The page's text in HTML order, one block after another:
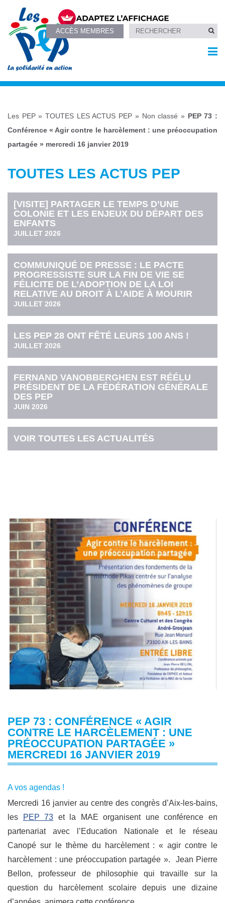
ACCÈS MEMBRES
Les PEP»TOUTES LES ACTUS PEP » Non classé » PEP 73 :
Conférence « Agir contre le harcèlement : une préoccupation
partagée » mercredi 16 janvier 2019
TOUTES LES ACTUS PEP
[VISITE] PARTAGER LE TEMPS D’UNE
COLONIE ET LES ENJEUX DU DÉPART DES
ENFANTS
JUILLET 2026
COMMUNIQUÉ DE PRESSE : LE PACTE
PROGRESSISTE SUR LA FIN DE VIE SE
FÉLICITE DE L’ADOPTION DE LA LOI
RELATIVE AU DROIT À L’AIDE À MOURIR
JUILLET 2026
LES PEP 28 ONT FÊTÉ LEURS 100 ANS !
JUILLET 2026
FERNAND VANOBBERGHEN EST RÉÉLU
PRÉSIDENT DE LA FÉDÉRATION GÉNÉRALE
DES PEP
JUIN 2026
VOIR TOUTES LES ACTUALITÉS
PEP 73 : CONFÉRENCE « AGIR
CONTRE LE HARCÈLEMENT : UNE
PRÉOCCUPATION PARTAGÉE »
MERCREDI 16 JANVIER 2019
A vos agendas !
Mercredi 16 janvier au centre des congrès d’Aix-les-bains,
les
PEP 73 et la MAE organisent une conférence en
partenariat avec l’Education Nationale et le réseau
Canopé sur le thème du harcèlement : « agir contre le
harcèlement : une préoccupation partagée ». Jean Pierre
Bellon, professeur de philosophie qui travaille sur la
question du harcèlement scolaire depuis une dizaine